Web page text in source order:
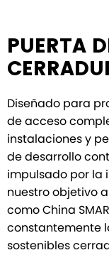
PUERTA
Diseñado para
de acceso
instalaciones y
de desarrollo
impulsado por la
nuestro objetivo
comoChina
constantemente
sostenibles